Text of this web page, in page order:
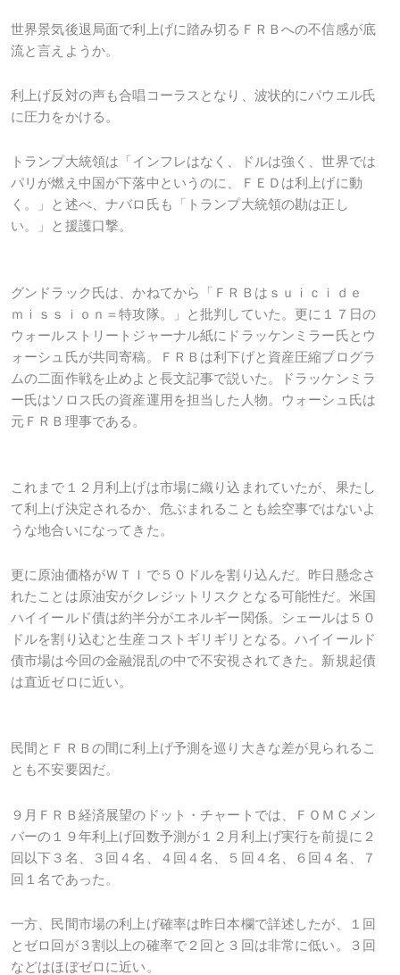
世界景気後退局面で利上げに踏み切るＦＲＢへの不信感が底
流と言えようか。
利上げ反対の声も合唱コーラスとなり、波状的にパウエル氏
に圧力をかける。
トランプ大統領は「インフレはなく、ドルは強く、世界では
パリが燃え中国が下落中というのに、ＦＥＤは利上げに動
く。」と述べ、ナバロ氏も「トランプ大統領の勘は正し
い。」と援護口撃。
グンドラック氏は、かねてから「ＦＲＢはｓｕｉｃｉｄｅ
ｍｉｓｓｉｏｎ＝特攻隊。」と批判していた。更に１７日の
ウォールストリートジャーナル紙にドラッケンミラー氏とウ
ォーシュ氏が共同寄稿。ＦＲＢは利下げと資産圧縮プログラ
ムの二面作戦を止めよと長文記事で説いた。ドラッケンミラ
ー氏はソロス氏の資産運用を担当した人物。ウォーシュ氏は
元ＦＲＢ理事である。
これまで１２月利上げは市場に織り込まれていたが、果たし
て利上げ決定されるか、危ぶまれることも絵空事ではないよ
うな地合いになってきた。
更に原油価格がＷＴＩで５０ドルを割り込んだ。昨日懸念さ
れたことは原油安がクレジットリスクとなる可能性だ。米国
ハイイールド債は約半分がエネルギー関係。シェールは５０
ドルを割り込むと生産コストギリギリとなる。ハイイールド
債市場は今回の金融混乱の中で不安視されてきた。新規起債
は直近ゼロに近い。
民間とＦＲＢの間に利上げ予測を巡り大きな差が見られるこ
とも不安要因だ。
９月ＦＲＢ経済展望のドット・チャートでは、ＦＯＭＣメン
バーの１９年利上げ回数予測が１２月利上げ実行を前提に２
回以下３名、３回４名、４回４名、５回４名、６回４名、７
回１名であった。
一方、民間市場の利上げ確率は昨日本欄で詳述したが、１回
とゼロ回が３割以上の確率で２回と３回は非常に低い。３回
などはほぼゼロに近い。